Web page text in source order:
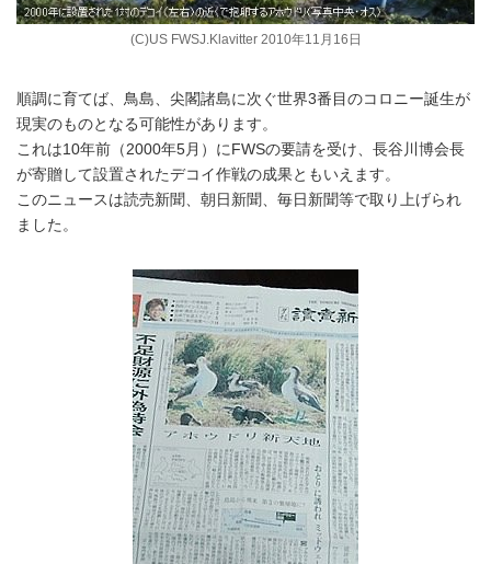
(C)US FWSJ.Klavitter 2010年11月16日
順調に育てば、鳥島、尖閣諸島に次ぐ世界3番目のコロニー誕生が
現実のものとなる可能性があります。
これは10年前（2000年5月）にFWSの要請を受け、長谷川博会長
が寄贈して設置されたデコイ作戦の成果ともいえます。
このニュースは読売新聞、朝日新聞、毎日新聞等で取り上げられ
ました。